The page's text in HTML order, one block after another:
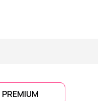
PREMIUM